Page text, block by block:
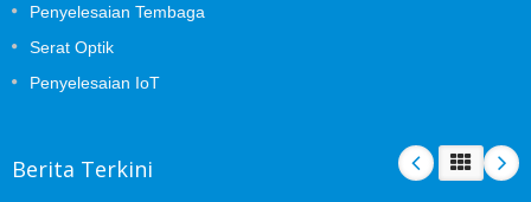
Penyelesaian Tembaga
Serat Optik
Penyelesaian IoT
Berita Terkini